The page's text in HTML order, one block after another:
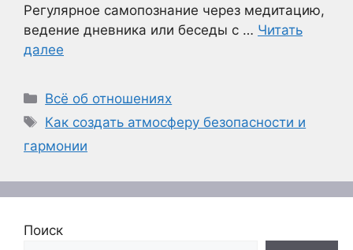
Регулярное самопознание через медитацию,
ведение дневника или беседы с … Читать
далее
Рубрики
Всё об отношениях
Метки
Как создать атмосферу безопасности и
гармонии
Поиск